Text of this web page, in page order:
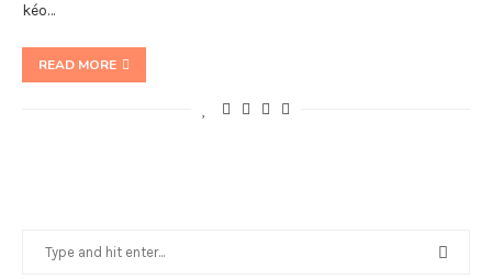
kéo…
READ MORE